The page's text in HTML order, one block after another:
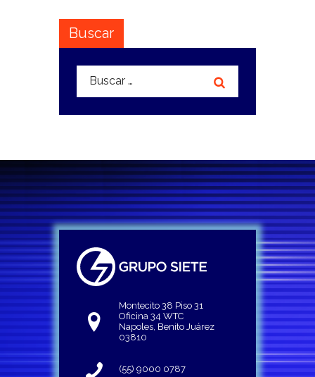
Buscar
Buscar:
Montecito 38 Piso 31
Oficina 34 WTC
Napoles, Benito Juárez
03810
(55) 9000 0787